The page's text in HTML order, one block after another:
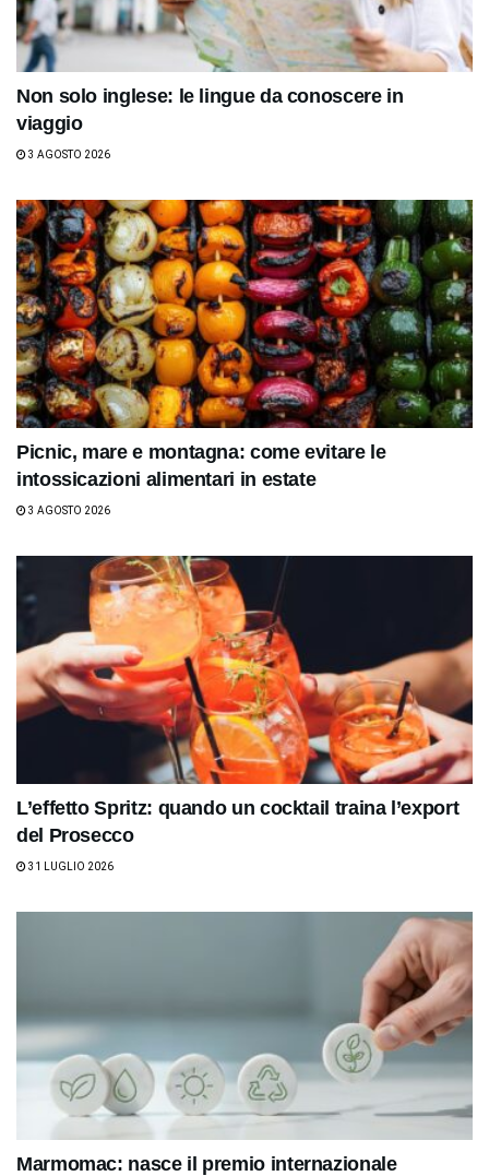
Non solo inglese: le lingue da conoscere in
viaggio
3 AGOSTO 2026
Picnic, mare e montagna: come evitare le
intossicazioni alimentari in estate
3 AGOSTO 2026
L’effetto Spritz: quando un cocktail traina l’export
del Prosecco
31 LUGLIO 2026
Marmomac: nasce il premio internazionale